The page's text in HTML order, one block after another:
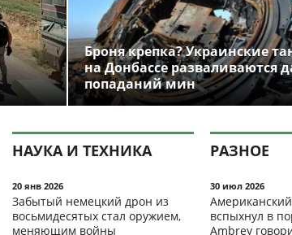
Броня крепка? Украинские
на Донбассе разваливаются
попаданий мин
НАУКА И ТЕХНИКА
20 янв 2026
Забытый немецкий дрон из
восьмидесятых стал оружием,
меняющим войны
РАЗНОЕ
30 июл 2026
вспыхнул в
Ambrey